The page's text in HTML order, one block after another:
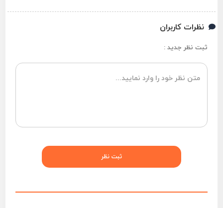
نظرات کاربران
ثبت نظر جدید :